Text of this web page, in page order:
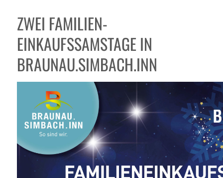
ZWEI FAMILIEN-
EINKAUFSSAMSTAGE IN
BRAUNAU.SIMBACH.INN